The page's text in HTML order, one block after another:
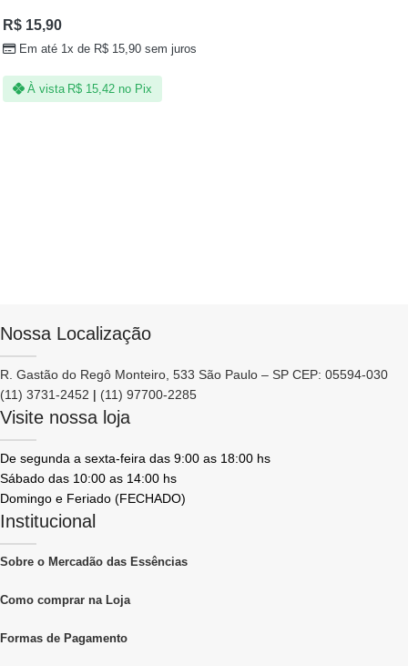
R$15,90
Em até 1x de R$ 15,90 sem juros
À vista R$ 15,42 no Pix
Nossa Localização
R. Gastão do Regô Monteiro, 533 São Paulo – SP CEP: 05594-030
(11) 3731-2452 | (11) 97700-2285
Visite nossa loja
De segunda a sexta-feira das 9:00 as 18:00 hs
Sábado das 10:00 as 14:00 hs
Domingo e Feriado (FECHADO)
Institucional
Sobre o Mercadão das Essências
Como comprar na Loja
Formas de Pagamento